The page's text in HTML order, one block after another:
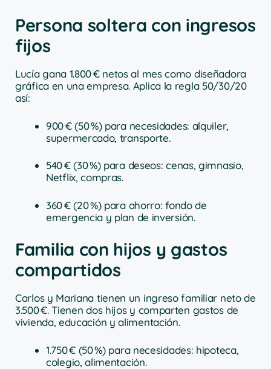
Persona soltera con ingresos
fijos
Lucía gana 1.800 € netos al mes como diseñadora
gráfica en una empresa. Aplica la regla 50/30/20
así:
900 € (50 %) para necesidades: alquiler,
supermercado, transporte.
540 € (30 %) para deseos: cenas, gimnasio,
Netflix, compras.
360 € (20 %) para ahorro: fondo de
emergencia y plan de inversión.
Familia con hijos y gastos
compartidos
Carlos y Mariana tienen un ingreso familiar neto de
3.500 €. Tienen dos hijos y comparten gastos de
vivienda, educación y alimentación.
1.750 € (50 %) para necesidades: hipoteca,
colegio, alimentación.